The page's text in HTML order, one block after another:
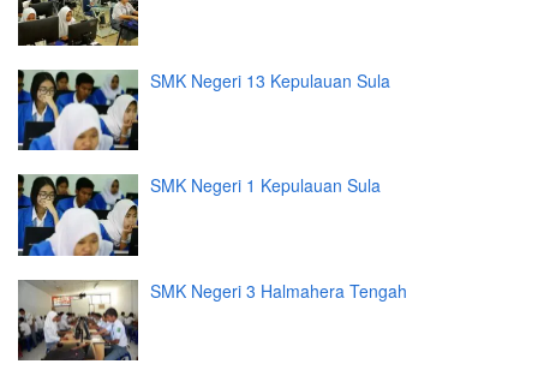
SMK Negeri 13 Kepulauan Sula
SMK Negeri 1 Kepulauan Sula
SMK Negeri 3 Halmahera Tengah